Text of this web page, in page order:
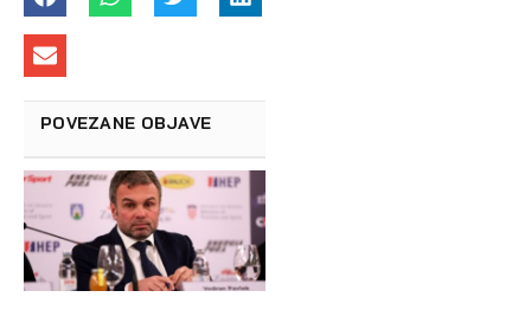
POVEZANE OBJAVE